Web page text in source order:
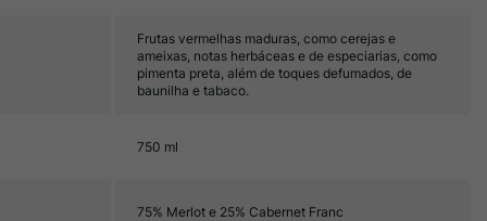
Frutas vermelhas maduras, como cerejas e
ameixas, notas herbáceas e de especiarias, como
pimenta preta, além de toques defumados, de
baunilha e tabaco.
750 ml
75% Merlot e 25% Cabernet Franc